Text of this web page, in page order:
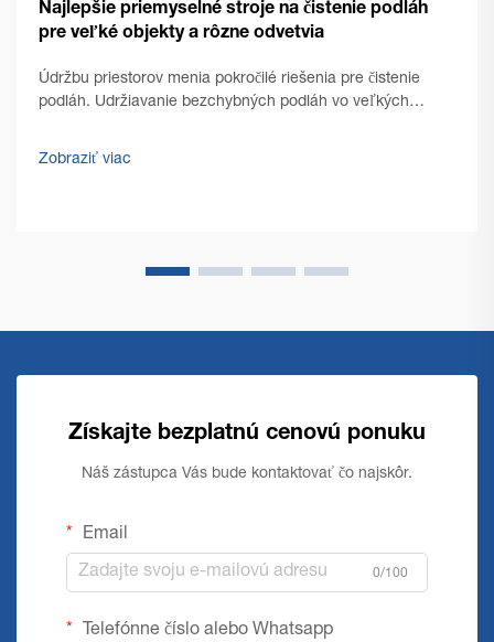
Najlepšie priemyselné stroje na čistenie podláh
pre veľké objekty a rôzne odvetvia
Údržbu priestorov menia pokročilé riešenia pre čistenie
podláh. Udržiavanie bezchybných podláh vo veľkých
vyžadujú odolné a efektívne riešenia. Komerčná podlahová
Zobraziť viac
Získajte bezplatnú cenovú ponuku
Náš zástupca Vás bude kontaktovať čo najskôr.
Email
0/100
Telefónne číslo alebo Whatsapp